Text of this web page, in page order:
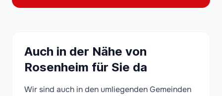
Auch in der Nähe von
Rosenheim für Sie da
Wir sind auch in den umliegenden Gemeinden